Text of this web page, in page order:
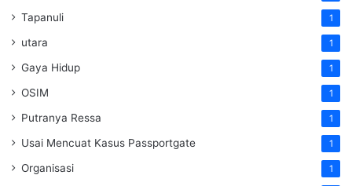
Tapanuli 1
utara 1
Gaya Hidup 1
OSIM 1
Putranya Ressa 1
Usai Mencuat Kasus Passportgate 1
Organisasi 1